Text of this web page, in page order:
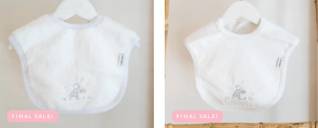
FINAL SALE! FINAL SALE!